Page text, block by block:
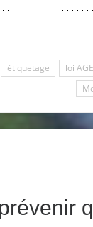
étiquetage loi